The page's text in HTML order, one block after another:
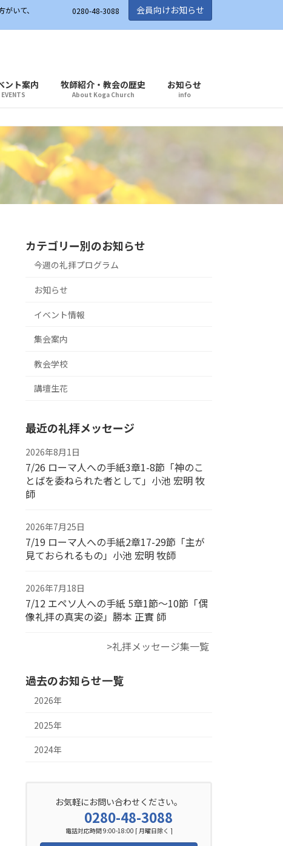
いて、
0280-48-3088 会員向けお知らせ
ント案内
EVENTS
牧師紹介・教会の歴史
About Koga Church
お知らせ
info
カテゴリー別のお知らせ
今週の礼拝プログラム
お知らせ
イベント情報
集会案内
教会学校
講壇生花
最近の礼拝メッセージ
2026年8月1日
7/26 ローマ人への手紙3章1-8節「神のこ
とばを委ねられた者として」小池 宏明 牧
師
2026年7月25日
7/19 ローマ人への手紙2章17-29節「主が
見ておられるもの」小池 宏明 牧師
2026年7月18日
7/12 エペソ人への手紙 5章1節～10節「偶
像礼拝の真実の姿」勝本 正實 師
>礼拝メッセージ集一覧
過去のお知らせ一覧
2026年
2025年
2024年
お気軽にお問い合わせください。
0280-48-3088
電話対応時間 9:00-18:00 [ 月曜日除く ]